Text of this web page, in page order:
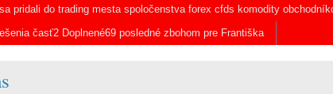
pridali do trading mesta spoločenstva forex cfds komodity
časť2 Doplnené69 posledné zbohom pre Františka